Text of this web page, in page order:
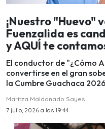
¡Nuestro "Huevo"
Fuenzalida es
y AQUÍ te
El conductor de "¿Cómo
convertirse en el gran
la Cumbre Guachaca
Maritza Maldonado Sayes
7 julio, 2026 a las 19:44